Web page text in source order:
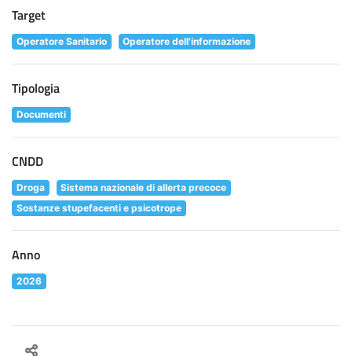
Target
Operatore Sanitario Operatore dell'informazione
Tipologia
Documenti
CNDD
Droga
Sistema nazionale di allerta precoce
Sostanze stupefacenti e psicotrope
Anno
2026